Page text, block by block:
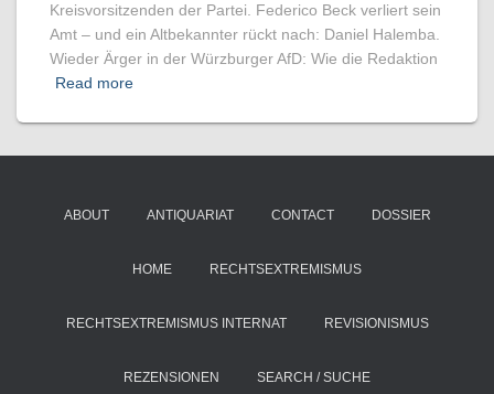
Kreisvorsitzenden der Partei. Federico Beck verliert sein
Amt – und ein Altbekannter rückt nach: Daniel Halemba.
Wieder Ärger in der Würzburger AfD: Wie die Redaktion
Read more
ABOUT ANTIQUARIAT CONTACT DOSSIER
HOME RECHTSEXTREMISMUS
RECHTSEXTREMISMUS INTERNAT REVISIONISMUS
REZENSIONEN SEARCH / SUCHE